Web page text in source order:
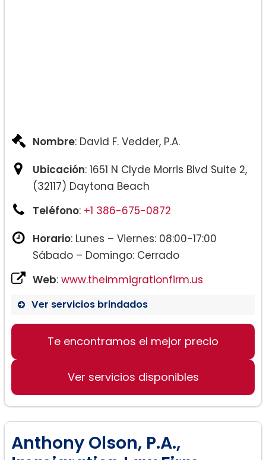
Nombre: David F. Vedder, P.A.
Ubicación: 1651 N Clyde Morris Blvd Suite 2,
(32117) Daytona Beach
Teléfono: +1 386-675-0872
Horario: Lunes – Viernes: 08:00-17:00
Sábado – Domingo: Cerrado
Web: www.theimmigrationfirm.us
Ver servicios brindados
Te encontramos el mejor precio
Ver servicios disponibles
Anthony Olson, P.A.,